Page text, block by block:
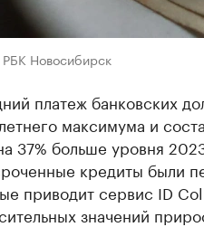
Новосибирск
платеж банковских
максимума и
37% больше уровня
кредиты были
приводит сервис ID
значений